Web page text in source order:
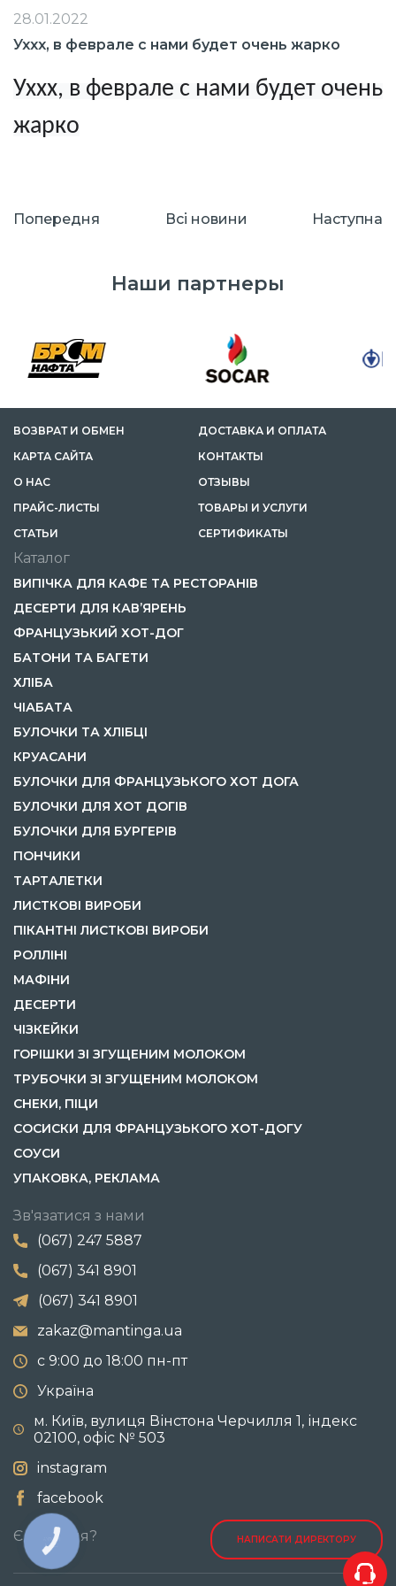
28.01.2022
Уххх, в феврале с нами будет очень жарко
Уххх, в феврале с нами будет очень
жарко
Попередня Всі новини Наступна
Наши партнеры
ВОЗВРАТ И ОБМЕН
ДОСТАВКА И ОПЛАТА
КАРТА САЙТА
КОНТАКТЫ
О НАС
ОТЗЫВЫ
ПРАЙС-ЛИСТЫ
ТОВАРЫ И УСЛУГИ
CТАТЬИ
СЕРТИФИКАТЫ
Каталог
ВИПІЧКА ДЛЯ КАФЕ ТА РЕСТОРАНІВ
ДЕСЕРТИ ДЛЯ КАВ’ЯРЕНЬ
ФРАНЦУЗЬКИЙ ХОТ-ДОГ
БАТОНИ ТА БАГЕТИ
ХЛІБА
ЧІАБАТА
БУЛОЧКИ ТА ХЛІБЦІ
КРУАСАНИ
БУЛОЧКИ ДЛЯ ФРАНЦУЗЬКОГО ХОТ ДОГА
БУЛОЧКИ ДЛЯ ХОТ ДОГІВ
БУЛОЧКИ ДЛЯ БУРГЕРІВ
ПОНЧИКИ
ТАРТАЛЕТКИ
ЛИСТКОВІ ВИРОБИ
ПІКАНТНІ ЛИСТКОВІ ВИРОБИ
РОЛЛІНІ
МАФІНИ
ДЕСЕРТИ
ЧІЗКЕЙКИ
ГОРІШКИ ЗІ ЗГУЩЕНИМ МОЛОКОМ
ТРУБОЧКИ ЗІ ЗГУЩЕНИМ МОЛОКОМ
СНЕКИ, ПІЦИ
СОСИСКИ ДЛЯ ФРАНЦУЗЬКОГО ХОТ-ДОГУ
СОУСИ
УПАКОВКА, РЕКЛАМА
Зв'язатися з нами
(067) 247 5887
(067) 341 8901
(067) 341 8901
zakaz@mantinga.ua
с 9:00 до 18:00 пн-пт
Україна
м. Київ, вулиця Вінстона Черчилля 1, індекс
02100, офіс № 503
instagram
facebook
Є питання? НАПИСАТИ ДИРЕКТОРУ
КНОПКА
СВЯЗИ